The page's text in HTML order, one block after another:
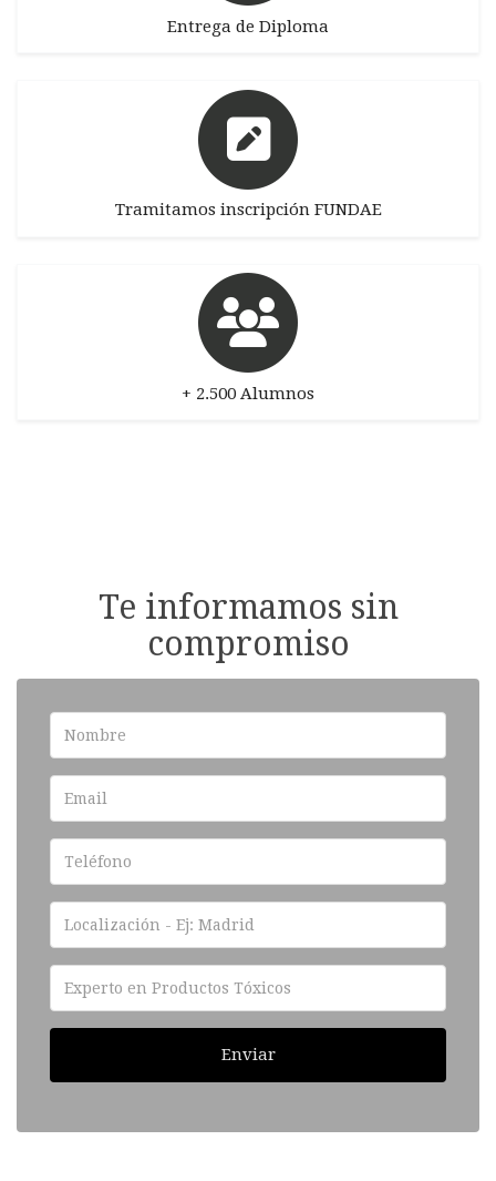
Entrega de Diploma
Tramitamos inscripción FUNDAE
+ 2.500 Alumnos
Te informamos sin
compromiso
Enviar